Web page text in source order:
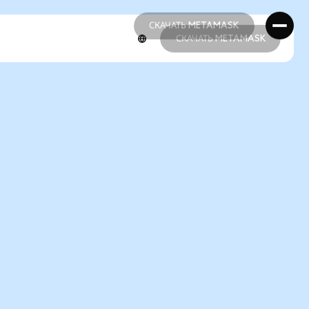
СКАЧАТЬ METAMASK
СКАЧАТЬ METAMASK
СКАЧАТЬ METAMASK